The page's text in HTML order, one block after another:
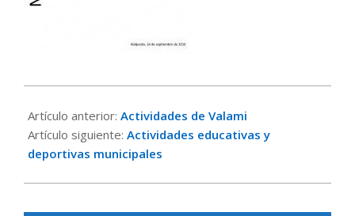
09-
14
Artículo anterior: Actividades de Valami
Artículo siguiente: Actividades educativas y
deportivas municipales